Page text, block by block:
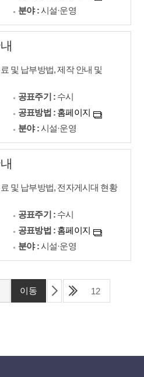
분야 :시설·운영
및 납부방법, 제작 안내 및
공표주기 : 수시
공표방법 : 홈페이지
분야 :시설·운영
및 납부방법, 전자게시대 현황
공표주기 : 수시
공표방법 : 홈페이지
분야 :시설·운영
12